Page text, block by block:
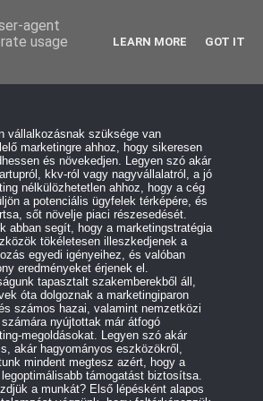
vállalkozásnak szüksége van
marketingre ahhoz, hogy sikeresen
és növekedjen. Legyen szó akár
kkv-ról vagy nagyvállalatról, a jó
nélkülözhetetlen ahhoz, hogy a cég
a potenciális ügyfelek térképére, és
sőt növelje piaci részesedését.
abban segít, hogy a marketingstratégia
tökéletesen illeszkedjenek a
egyedi igényeihez, és valóban
eredményeket érjenek el.
tapasztalt szakemberekből áll,
óta dolgoznak a marketingiparon
számos hazai, valamint nemzetközi
nyújtottak már átfogó
megoldásokat. Legyen szó akár
akár hagyományos eszközökről,
mindent megtesz azért, hogy a
legoptimálisabb támogatást biztosítsa.
a munkát? Első lépésként alapos
agent
usage
LEARN MORE GOT IT